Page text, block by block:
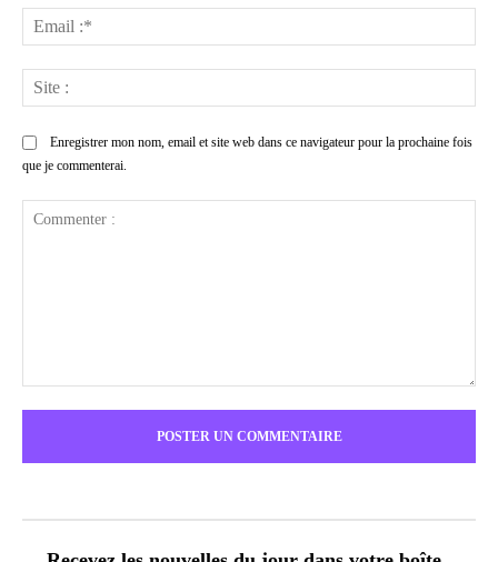
:*
:
Enregistrer mon nom, email et site web dans ce navigateur pour la prochaine fois
que je commenterai.